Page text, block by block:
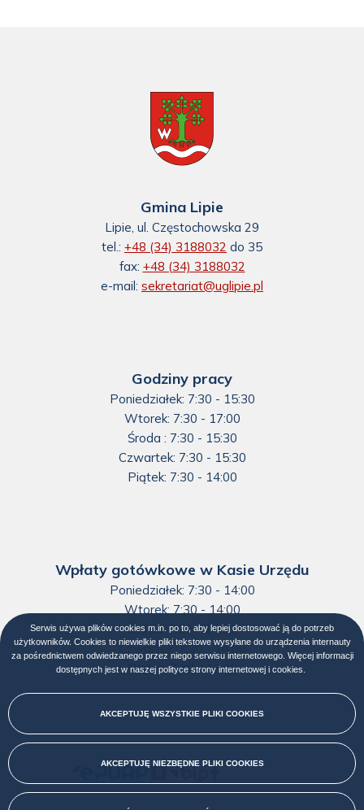
Gmina Lipie
Lipie, ul. Częstochowska 29
tel.: +48 (34) 3188032 do 35
fax: +48 (34) 3188032
e-mail: sekretariat@uglipie.pl
Godziny pracy
Poniedziałek: 7:30 - 15:30
Wtorek: 7:30 - 17:00
Środa : 7:30 - 15:30
Czwartek: 7:30 - 15:30
Piątek: 7:30 - 14:00
Wpłaty gotówkowe w Kasie Urzędu
Poniedziałek: 7:30 - 14:00
Wtorek: 7:30 - 14:00
Środa: 7:30 - 14:00
Czwartek: 7:30 - 14:00
Piątek: 7:30 - 13:00
Menu
Serwis używa plików cookies m.in. po to, aby lepiej dostosować ją do potrzeb
użytkowników. Cookies to niewielkie pliki tekstowe wysyłane do urządzenia internauty
za pośrednictwem odwiedzanego przez niego serwisu internetowego. Więcej informacji
dostępnych jest w naszej polityce strony internetowej i cookies
w
AKCEPTUJĘ WSZYSTKIE PLIKI COOKIES
AKCEPTUJĘ NIEZBĘDNE PLIKI COOKIES